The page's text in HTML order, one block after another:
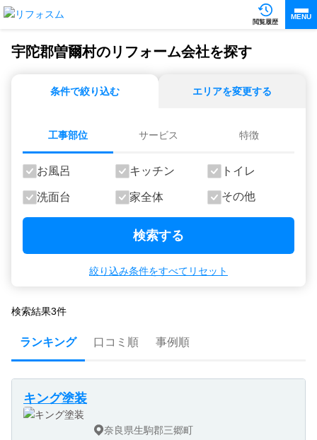
閲覧履歴
MENU
宇陀郡曽爾村のリフォーム会社を探す
条件で絞り込む エリアを変更する
工事部位 サービス 特徴
お風呂 キッチン トイレ
洗面台 家全体 その他
検索する
絞り込み条件をすべてリセット
検索結果3件
ランキング 口コミ順 事例順
キング塗装
奈良県生駒郡三郷町